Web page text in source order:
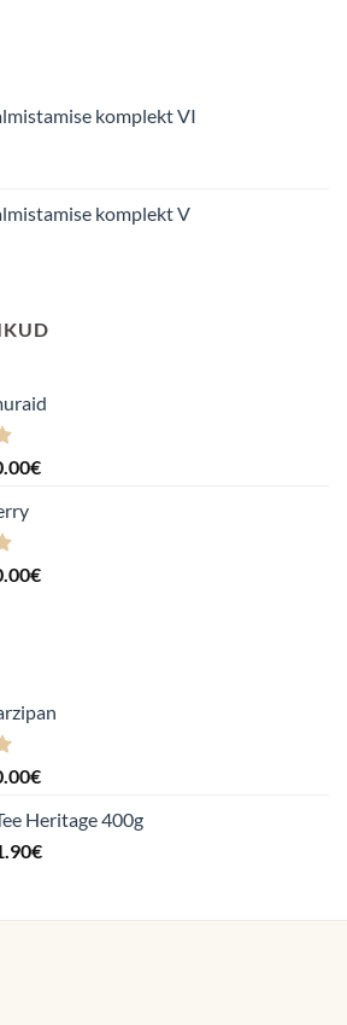
komplekt VI
komplekt V
€Hinnavahemik:
€Hinnavahemik:
€Hinnavahemik:
kuni
60.00€
Heritage 400g
€Praegune
11.90€.